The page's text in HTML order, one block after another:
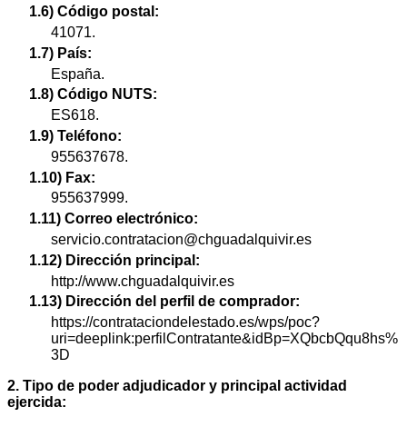
1.6) Código postal:
41071.
1.7) País:
España.
1.8) Código NUTS:
ES618.
1.9) Teléfono:
955637678.
1.10) Fax:
955637999.
1.11) Correo electrónico:
servicio.contratacion@chguadalquivir.es
1.12) Dirección principal:
http://www.chguadalquivir.es
1.13) Dirección del perfil de comprador:
https://contrataciondelestado.es/wps/poc?
uri=deeplink:perfilContratante&idBp=XQbcbQqu8hs%
3D
2. Tipo de poder adjudicador y principal actividad
ejercida: